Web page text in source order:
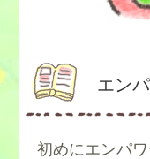
エン
初めにエンパ